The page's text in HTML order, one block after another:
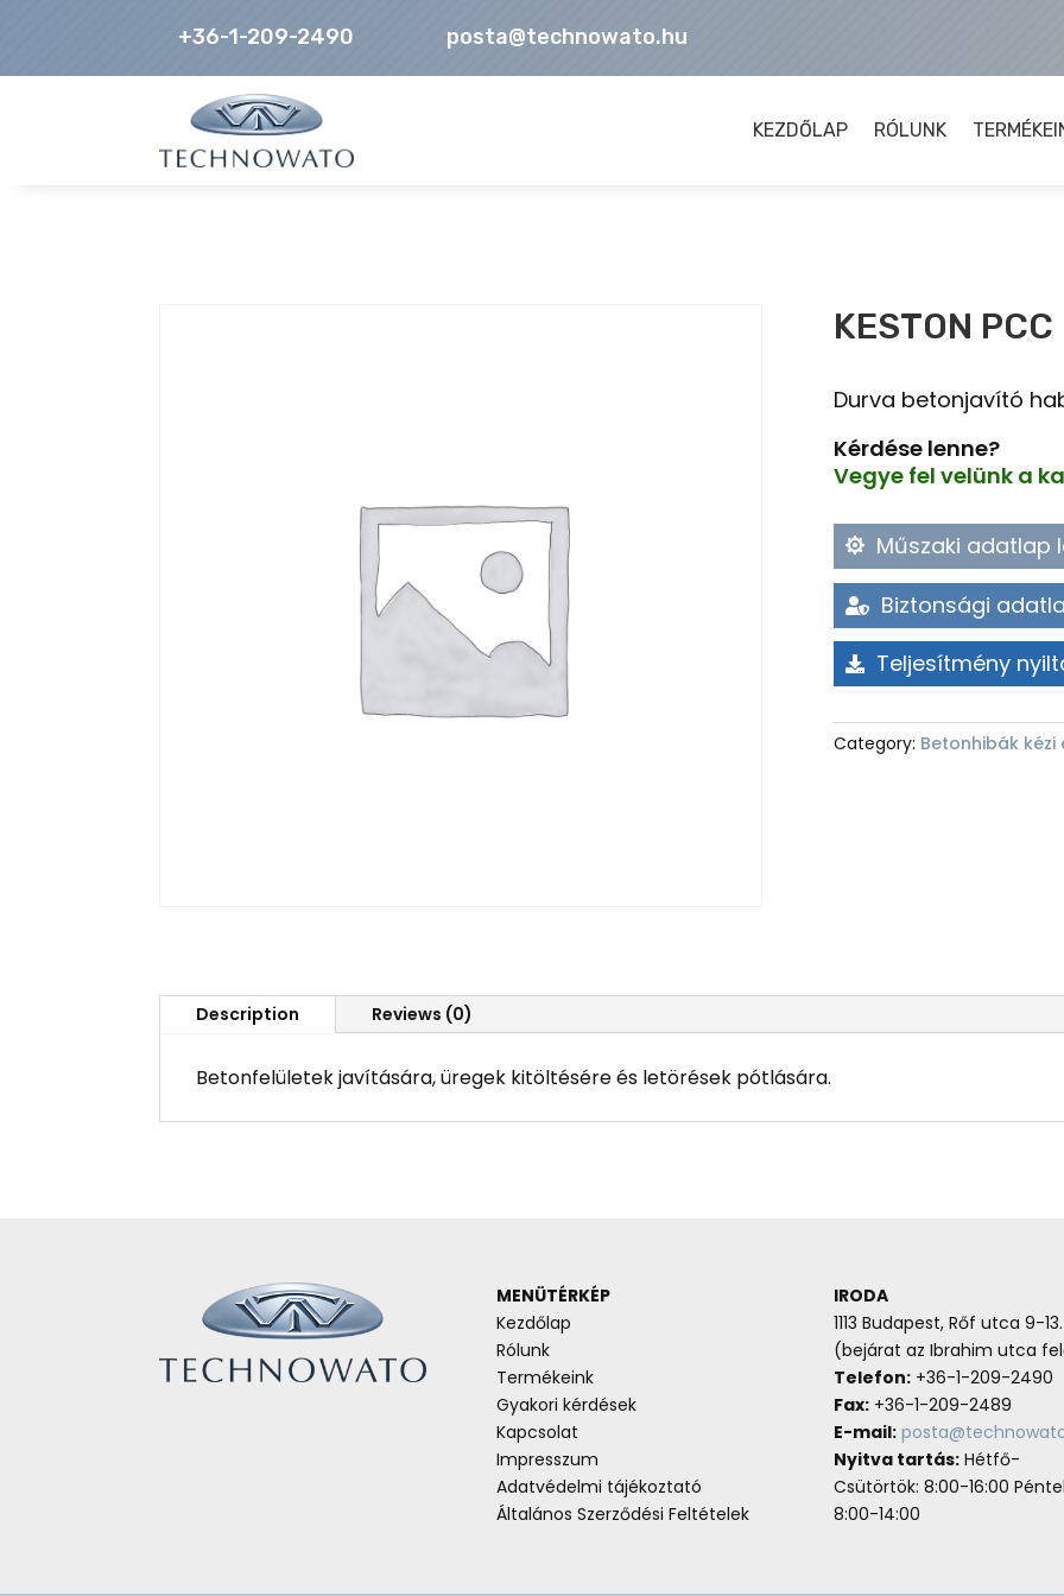
+36-1-209-2490 posta@technowato.hu
KEZDŐLAP RÓLUNK
KESTON PCC
Durva betonjavító
Kérdése lenne?
Vegye fel velünk a
Műszaki adatlap
Biztonsági
Teljesítmény
Category: Betonhibák
Description Reviews (0)
Betonfelületek javítására, üregek kitöltésére és letörések pótlására.
MENÜTÉRKÉP
Kezdőlap
Rólunk
Termékeink
Gyakori kérdések
Kapcsolat
Impresszum
Adatvédelmi tájékoztató
Általános Szerződési Feltételek
IRODA
1113 Budapest, Rőf utca 9-13.
(bejárat az Ibrahim utca
Telefon:+36-1-209-2490
Fax:+36-1-209-2489
E-mail:
Nyitva tartás:Hétfő-
Csütörtök: 8:00-16:00
8:00-14:00